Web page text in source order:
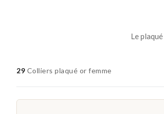
29 Colliers plaqué or femme